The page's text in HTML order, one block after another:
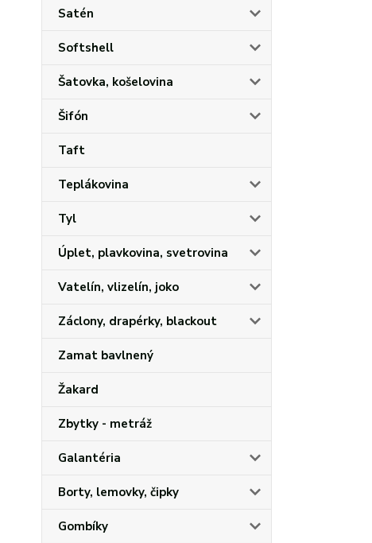
Satén
Softshell
Šatovka, košelovina
Šifón
Taft
Teplákovina
Tyl
Úplet, plavkovina, svetrovina
Vatelín, vlizelín, joko
Záclony, drapérky, blackout
Zamat bavlnený
Žakard
Zbytky - metráž
Galantéria
Borty, lemovky, čipky
Gombíky